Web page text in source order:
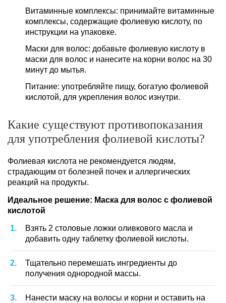
Витаминные комплексы: принимайте витаминные
комплексы, содержащие фолиевую кислоту, по
инструкции на упаковке.
Маски для волос: добавьте фолиевую кислоту в
маски для волос и нанесите на корни волос на 30
минут до мытья.
Питание: употребляйте пищу, богатую фолиевой
кислотой, для укрепления волос изнутри.
Какие существуют противопоказания
для употребления фолиевой кислоты?
Фолиевая кислота не рекомендуется людям,
страдающим от болезней почек и аллергических
реакций на продукты.
Идеальное решение: Маска для волос с фолиевой
кислотой
Взять 2 столовые ложки оливкового масла и
добавить одну таблетку фолиевой кислоты.
Тщательно перемешать ингредиенты до
получения однородной массы.
Нанести маску на волосы и корни и оставить на